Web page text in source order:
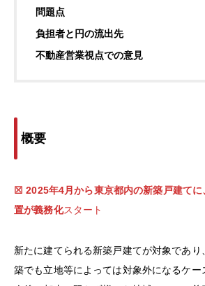
問題点
負担者と円の流出先
不動産営業視点での意見
概要
☒ 2025年4月から東京都内の新築戸建てに
置が義務化スタート
新たに建てられる新築戸建てが対象であ
築でも立地等によっては対象外になるケー